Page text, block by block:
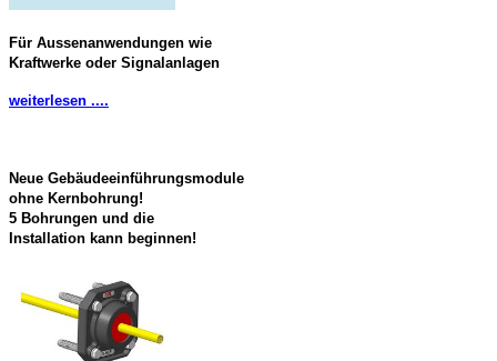
Für Aussenanwendungen wie
Kraftwerke oder Signalanlagen
weiterlesen ....
Neue Gebäudeeinführungsmodule
ohne Kernbohrung!
5 Bohrungen und die
Installation kann beginnen!